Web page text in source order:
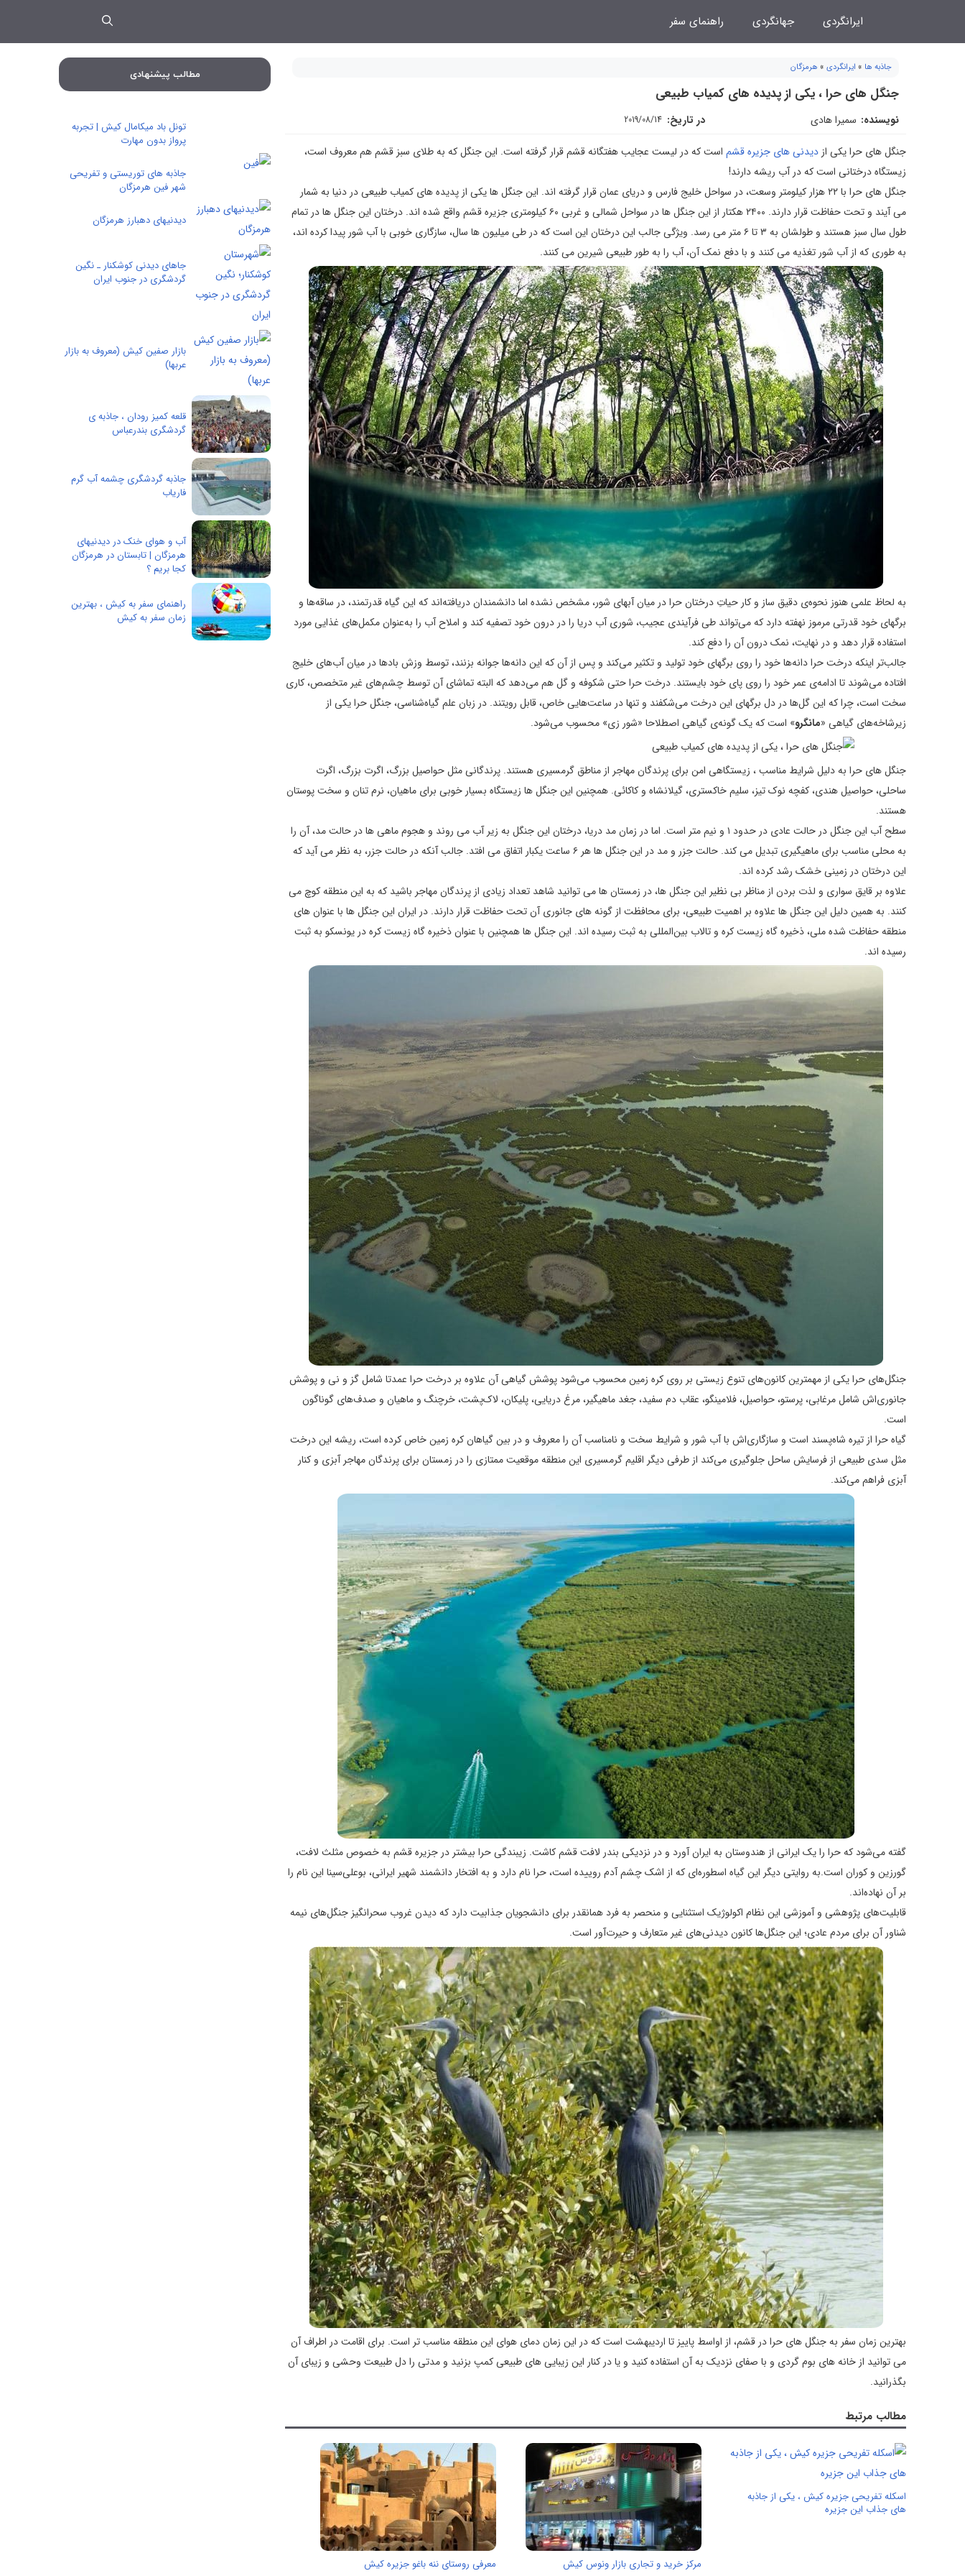
ایرانگردی جهانگردی راهنمای سفر
جاذبه ها » ایرانگردی » هرمزگان
جنگل های حرا ، یکی از پدیده های کمیاب طبیعی
نویسنده: سمیرا هادی در تاریخ: 2019/08/14
جنگل های حرا یکی از دیدنی های جزیره قشم است که در لیست عجایب هفتگانه قشم قرار گرفته است. این جنگل که به طلای سبز قشم هم معروف است،
زیستگاه درختانی است که در آب ریشه دارند!
جنگل های حرا با ۲۲ هزار کیلومتر وسعت، در سواحل خلیج فارس و دریای عمان قرار گرفته اند. این جنگل ها یکی از پدیده های کمیاب طبیعی در دنیا به شمار
می آیند و تحت حفاظت قرار دارند. ۲۴۰۰ هکتار از این جنگل ها در سواحل شمالی و غربی ۶۰ کیلومتری جزیره قشم واقع شده اند. درختان این جنگل ها در تمام
طول سال سبز هستند و طولشان به ۳ تا ۶ متر می رسد. ویژگی جالب این درختان این است که در طی میلیون ها سال، سازگاری خوبی با آب شور پیدا کرده اند،
به طوری که از آب شور تغذیه می کنند و با دفع نمک آن، آب را به طور طبیعی شیرین می کنند.
به لحاظ علمی هنوز نحوه‌ی دقیق ساز و کار حیاتِ درختان حرا در میان آبهای شور، مشخص نشده اما دانشمندان دریافته‌اند که این گیاه قدرتمند، در ساقه‌ها و
برگهای خود قدرتی مرموز نهفته دارد که می‌تواند طی فرآیندی عجیب، شوری آب دریا را در درون خود تصفیه کند و املاح آب را به‌عنوان مکمل‌های غذایی مورد
استفاده قرار دهد و در نهایت، نمک درون آن را دفع کند.
جالب‌تر اینکه درخت حرا دانه‌ها خود را روی برگهای خود تولید و تکثیر می‌کند و پس از آن که این دانه‌ها جوانه بزنند، توسط وزش بادها در میان آب‌های خلیج
افتاده می‌شوند تا ادامه‌ی عمر خود را روی پای خود بایستند. درخت حرا حتی شکوفه و گل هم می‌دهد که البته تماشای آن توسط چشم‌های غیر متخصص، کاری
سخت است، چرا که این گل‌ها در دل برگهای این درخت می‌شکفند و تنها در ساعت‌هایی خاص، قابل رویتند. در زبان علم گیاه‌شناسی، جنگل حرا یکی از
زیرشاخه‌های گیاهی «مانگرو» است که یک گونه‌ی گیاهی اصطلاحا «شور زی» محسوب می‌شود.
جنگل های حرا به دلیل شرایط مناسب ، زیستگاهی امن برای پرندگان مهاجر از مناطق گرمسیری هستند. پرندگانی مثل حواصیل بزرگ، اگرت بزرگ، اگرت
ساحلی، حواصیل هندی، کفچه نوک تیز، سلیم خاکستری، گیلانشاه و کاکائی. همچنین این جنگل ها زیستگاه بسیار خوبی برای ماهیان، نرم تنان و سخت پوستان
هستند.
سطح آب این جنگل در حالت عادی در حدود ۱ و نیم متر است. اما در زمان مد دریا، درختان این جنگل به زیر آب می روند و هجوم ماهی ها در حالت مد، آن را
به محلی مناسب برای ماهیگیری تبدیل می کند. حالت جزر و مد در این جنگل ها هر ۶ ساعت یکبار اتفاق می افتد. جالب آنکه در حالت جزر، به نظر می آید که
این درختان در زمینی خشک رشد کرده اند.
علاوه بر قایق سواری و لذت بردن از مناظر بی نظیر این جنگل ها، در زمستان ها می توانید شاهد تعداد زیادی از پرندگان مهاجر باشید که به این منطقه کوچ می
کنند. به همین دلیل این جنگل ها علاوه بر اهمیت طبیعی، برای محافظت از گونه های جانوری آن تحت حفاظت قرار دارند. در ایران این جنگل ها با عنوان های
منطقه حفاظت شده ملی، ذخیره گاه زیست کره و تالاب بین‌المللی به ثبت رسیده اند. این جنگل ها همچنین با عنوان ذخیره گاه زیست کره در یونسکو به ثبت
رسیده اند.
جنگل‌های حرا یکی از مهمترین کانون‌های تنوع زیستی بر روی کره زمین محسوب می‌شود پوشش گیاهی آن علاوه بر درخت حرا عمدتا شامل گز و نی و پوشش
جانوری‌اش شامل مرغابی، پرستو، حواصیل، فلامینگو، عقاب دم سفید، جغد ماهیگیر، مرغ دریایی، پلیکان، لاک‌پشت، خرچنگ و ماهیان و صدف‌های گوناگون
است.
گیاه حرا از تیره شاه‌پسند است و سازگاری‌اش با آب شور و شرایط سخت و نامناسب آن را معروف و در بین گیاهان کره زمین خاص کرده است، ریشه این درخت
مثل سدی طبیعی از فرسایش ساحل جلوگیری می‌کند از طرفی دیگر اقلیم گرمسیری این منطقه موقعیت ممتازی را در زمستان برای پرندگان مهاجر آبزی و کنار
آبزی فراهم می‌کند.
گفته می‌شود که حرا را یک ایرانی از هندوستان به ایران آورد و در نزدیکی بندر لافت قشم کاشت. زیبندگی حرا بیشتر در جزیره قشم به خصوص مثلث لافت،
گورزین و کوران است.به روایتی دیگر این گیاه اسطوره‌ای که از اشک چشم آدم روییده‌ است، حرا نام دارد و به افتخار دانشمند شهیر ایرانی، بوعلی‌سینا این نام را
بر آن نهاده‌اند.
قابلیت‌های پژوهشی و آموزشی این نظام اکولوژیک استثنایی و منحصر به فرد همانقدر برای دانشجویان جذابیت دارد که دیدن غروب سحرانگیز جنگل‌های نیمه
شناور آن برای مردم عادی؛ این جنگل‌ها کانون دیدنی‌های غیر متعارف و حیرت‌آور است.
بهترین زمان سفر به جنگل های حرا در قشم، از اواسط پاییز تا اردیبهشت است که در این زمان دمای هوای این منطقه مناسب تر است. برای اقامت در اطراف آن
می توانید از خانه های بوم گردی و با صفای نزدیک به آن استفاده کنید و یا در کنار این زیبایی های طبیعی کمپ بزنید و مدتی را دل طبیعت وحشی و زیبای آن
بگذرانید.
مطالب مرتبط
اسکله تفریحی جزیره کیش ، یکی از جاذبه
های جذاب این جزیره
مرکز خرید و تجاری بازار ونوس کیش معرفی روستای ننه باغو جزیره کیش
مطالب پیشنهادی
تونل باد میکامال کیش | تجربه
پرواز بدون مهارت
جاذبه های توریستی و تفریحی
شهر فین هرمزگان
دیدنیهای دهبارز هرمزگان
جاهای دیدنی کوشکنار ـ نگین
گردشگری در جنوب ایران
بازار صفین کیش (معروف به بازار
عربها)
قلعه کمیز رودان ، جاذبه ی
گردشگری بندرعباس
جاذبه گردشگری چشمه آب گرم
فاریاب
آب و هوای خنک در دیدنیهای
هرمزگان | تابستان در هرمزگان
کجا بریم ؟
راهنمای سفر به کیش ، بهترین
زمان سفر به کیش